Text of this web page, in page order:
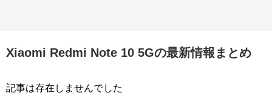
Xiaomi Redmi Note 10 5Gの最新情報まとめ
記事は存在しませんでした